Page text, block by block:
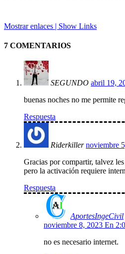
Mostrar enlaces | Show Links
7 COMENTARIOS
SEGUNDO abril 19,
buenas noches no me permite
Respuesta
Riderkiller noviembre
Gracias por compartir, talvez
pero la activación requiere
Respuesta
AportesIngeCivil
noviembre 8, 2023 En
no es necesario internet.